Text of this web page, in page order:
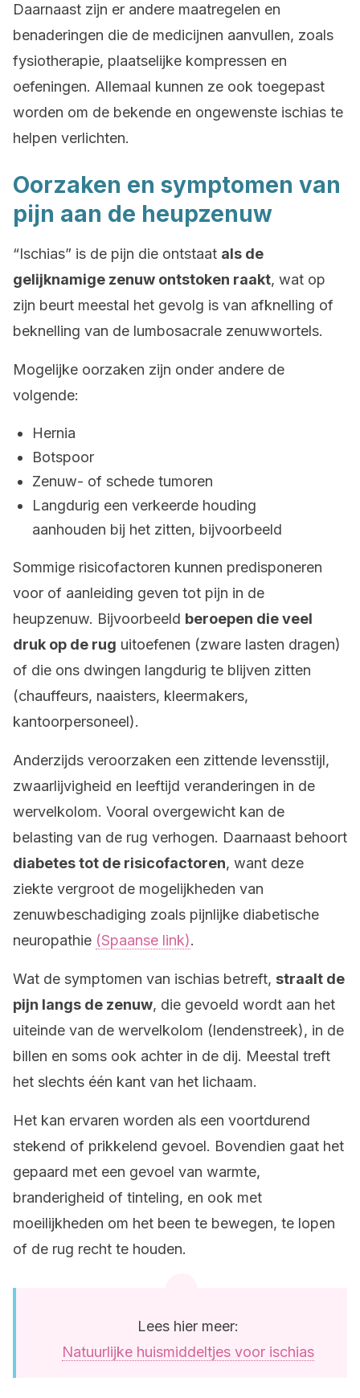
Daarnaast zijn er andere maatregelen en
benaderingen die de medicijnen aanvullen, zoals
fysiotherapie, plaatselijke kompressen en
oefeningen. Allemaal kunnen ze ook toegepast
worden om de bekende en ongewenste ischias te
helpen verlichten.
Oorzaken en symptomen van
pijn aan de heupzenuw
“Ischias” is de pijn die ontstaat als de
gelijknamige zenuw ontstoken raakt, wat op
zijn beurt meestal het gevolg is van afknelling of
beknelling van de lumbosacrale zenuwwortels.
Mogelijke oorzaken zijn onder andere de
volgende:
Hernia
Botspoor
Zenuw- of schede tumoren
Langdurig een verkeerde houding
aanhouden bij het zitten, bijvoorbeeld
Sommige risicofactoren kunnen predisponeren
voor of aanleiding geven tot pijn in de
heupzenuw. Bijvoorbeeld beroepen die veel
druk op de rug uitoefenen (zware lasten dragen)
of die ons dwingen langdurig te blijven zitten
(chauffeurs, naaisters, kleermakers,
kantoorpersoneel).
Anderzijds veroorzaken een zittende levensstijl,
zwaarlijvigheid en leeftijd veranderingen in de
wervelkolom. Vooral overgewicht kan de
belasting van de rug verhogen. Daarnaast behoort
diabetes tot de risicofactoren, want deze
ziekte vergroot de mogelijkheden van
zenuwbeschadiging zoals pijnlijke diabetische
neuropathie (Spaanse link).
Wat de symptomen van ischias betreft, straalt de
pijn langs de zenuw, die gevoeld wordt aan het
uiteinde van de wervelkolom (lendenstreek), in de
billen en soms ook achter in de dij. Meestal treft
het slechts één kant van het lichaam.
Het kan ervaren worden als een voortdurend
stekend of prikkelend gevoel. Bovendien gaat het
gepaard met een gevoel van warmte,
branderigheid of tinteling, en ook met
moeilijkheden om het been te bewegen, te lopen
of de rug recht te houden.
Lees hier meer:
Natuurlijke huismiddeltjes voor ischias